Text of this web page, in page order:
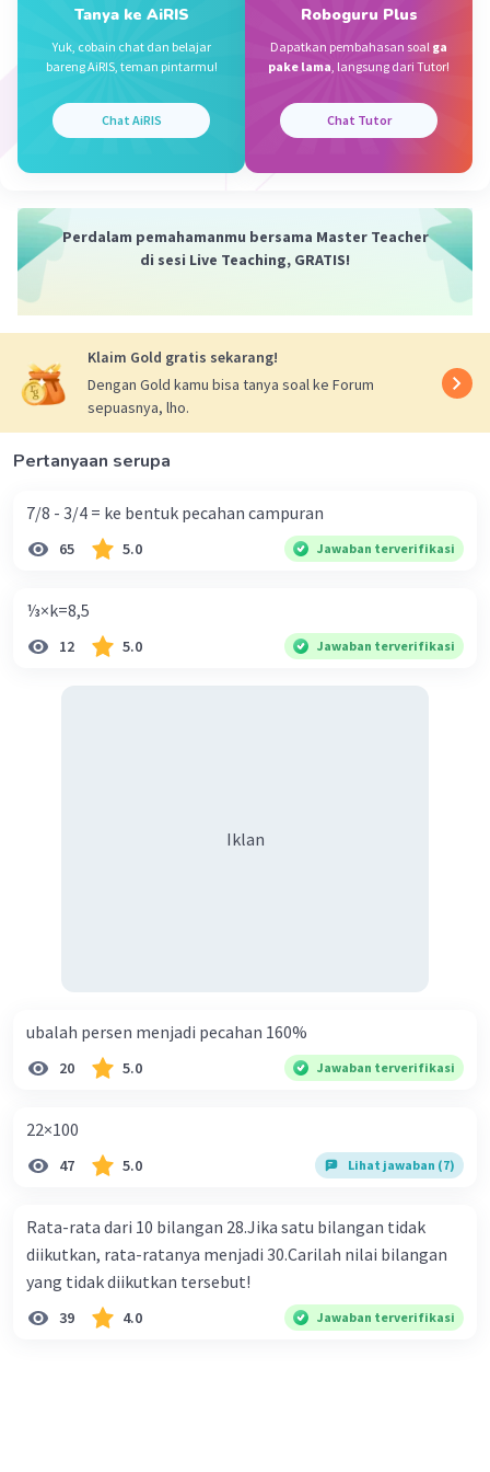
1884 cm² (C).
Beri Rating·0.0(0) Balas
Iklan
Grace H Level 42
L tabung(tanpa tutup)=3,14×(2×15)=94,2
94,2+157=2.512 cm2
Beri Rating Balas
Tanya ke AiRIS
Yuk, cobain chat dan belajar
bareng AiRIS, teman pintarmu!
Chat AiRIS
Roboguru Plus
Dapatkan pembahasan soal ga
pake lama, langsung dari Tutor!
Chat Tutor
Perdalam pemahamanmu bersama Master Teacher
di sesi Live Teaching, GRATIS!
Klaim Gold gratis sekarang!
Dengan Gold kamu bisa tanya soal ke Forum
sepuasnya, lho.
Pertanyaan serupa
7/8 - 3/4 = ke bentuk pecahan campuran
65 5.0 Jawaban terverifikasi
⅓×k=8,5
12 5.0 Jawaban terverifikasi
Iklan
ubalah persen menjadi pecahan 160%
20 5.0 Jawaban terverifikasi
22×100
47 5.0 Lihat jawaban (7)
Rata-rata dari 10 bilangan 28.Jika satu bilangan tidak
diikutkan, rata-ratanya menjadi 30.Carilah nilai bilangan
yang tidak diikutkan tersebut!
39 4.0 Jawaban terverifikasi